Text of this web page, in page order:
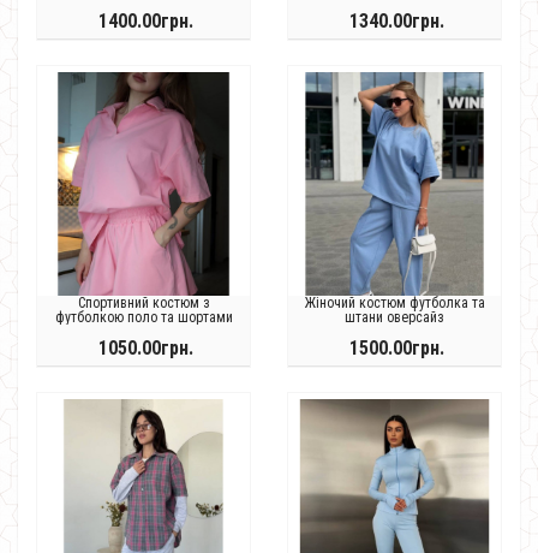
1400.00грн. 1340.00грн.
Спортивний костюм з
футболкою поло та шортами
1050.00грн.
Жіночий костюм футболка та
штани оверсайз
1500.00грн.